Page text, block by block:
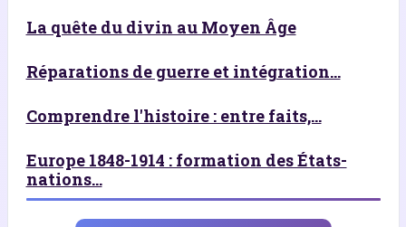
La quête du divin au Moyen Âge
Réparations de guerre et intégration...
Comprendre l'histoire : entre faits,...
Europe 1848-1914 : formation des États-
nations...